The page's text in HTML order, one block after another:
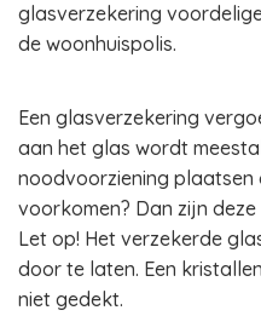
glasverzekering
de woonhuispolis.
Een glasverzekering
aan het glas wordt
noodvoorziening plaatsen
voorkomen? Dan zijn
Let op! Het verzekerde
door te laten. Een
niet gedekt.